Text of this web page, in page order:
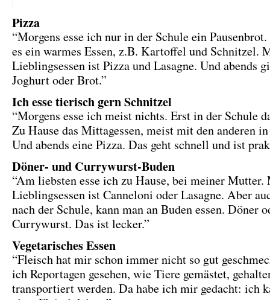
Pizza
“Morgens esse ich nur in der Schule ein
es ein warmes Essen, z.B. Kartoffel und Schnitzel.
Lieblingsessen ist Pizza und Lasagne. Und abends
Joghurt oder Brot.”
Ich esse tierisch gern Schnitzel
“Morgens esse ich meist nichts. Erst in der Schule
Zu Hause das Mittagessen, meist mit den anderen
Und abends eine Pizza. Das geht schnell und ist
Döner- und Currywurst-Buden
“Am liebsten esse ich zu Hause, bei meiner Mutter.
Lieblingsessen ist Canneloni oder Lasagne. Aber
nach der Schule, kann man an Buden essen. Döner
Currywurst. Das ist lecker.”
Vegetarisches Essen
“Fleisch hat mir schon immer nicht so gut
ich Reportagen gesehen, wie Tiere gemästet,
transportiert werden. Da habe ich mir gedacht: ich